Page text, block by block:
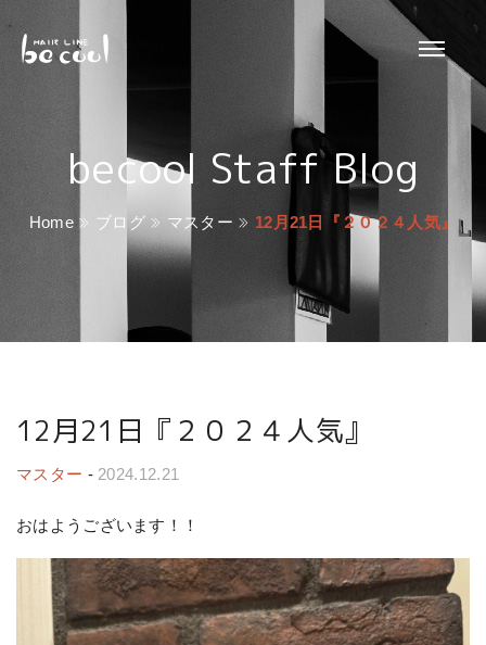
becool Staff Blog
Home ブログ マスター 12月21日『２０２４人気』
12月21日『２０２４人気』
マスター - 2024.12.21
おはようございます！！